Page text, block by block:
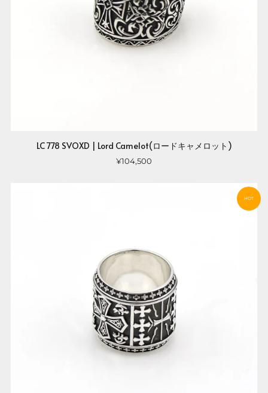
LC 778 SVOXD | Lord Camelot(ロードキャメロット)
¥104,500
HOT